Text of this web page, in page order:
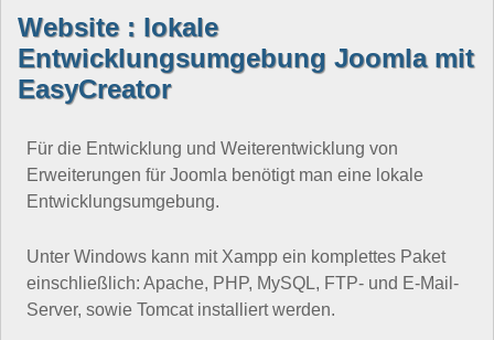
Website : lokale
Entwicklungsumgebung Joomla mit
EasyCreator
Für die Entwicklung und Weiterentwicklung von
Erweiterungen für Joomla benötigt man eine lokale
Entwicklungsumgebung.
Unter Windows kann mit Xampp ein komplettes Paket
einschließlich: Apache, PHP, MySQL, FTP- und E-Mail-
Server, sowie Tomcat installiert werden.